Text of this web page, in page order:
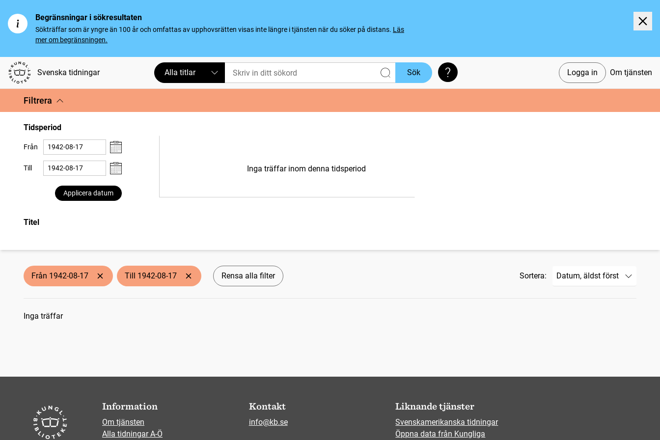
Begränsningar i sökresultaten
Sökträffar som är yngre än 100 år och omfattas av upphovsrätten visas inte längre i tjänsten när du söker på distans. Läs
mer om begränsningen.
Svenska tidningar Logga in Om tjänsten
Alla titlar Sök Söktips
Filtrera
Tidsperiod
Från
Till
Applicera datum
Inga träffar inom denna tidsperiod
Titel
Från 1942-08-17 Till 1942-08-17 Rensa alla filter Sortera:
Sökresultat
Inga träffar
Information
Om tjänsten
Alla tidningar A-Ö
Kontakt
info@kb.se
Liknande tjänster
Svenskamerikanska tidningar
Öppna data från Kungliga